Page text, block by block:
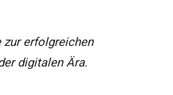
erfolgreichen
digitalen Ära.